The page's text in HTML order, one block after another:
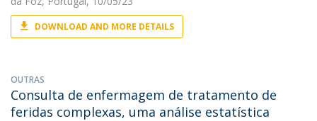
DOWNLOAD AND MORE DETAILS
OUTRAS
Consulta de enfermagem de tratamento de
feridas complexas, uma análise estatística